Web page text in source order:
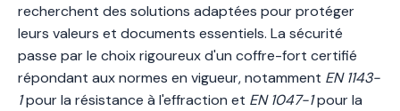
recherchent des solutions adaptées pour protéger
leurs valeurs et documents essentiels. La sécurité
passe par le choix rigoureux d'un coffre-fort certifié
répondant aux normes en vigueur, notamment EN 1143-
1pour la résistance à l'effraction et EN 1047-1pour la